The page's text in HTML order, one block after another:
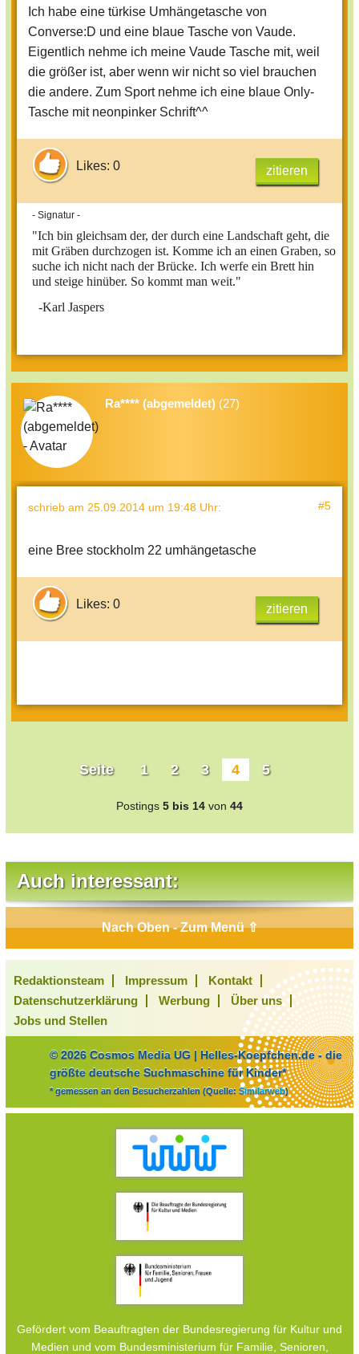
Ich habe eine türkise Umhängetasche von
Converse:D und eine blaue Tasche von Vaude.
Eigentlich nehme ich meine Vaude Tasche mit, weil
die größer ist, aber wenn wir nicht so viel brauchen
die andere. Zum Sport nehme ich eine blaue Only-
Tasche mit neonpinker Schrift^^
Likes: 0 zitieren
- Signatur -
"Ich bin gleichsam der, der durch eine Landschaft geht, die
mit Gräben durchzogen ist. Komme ich an einen Graben, so
suche ich nicht nach der Brücke. Ich werfe ein Brett hin
und steige hinüber. So kommt man weit."
-Karl Jaspers
Ra**** (abgemeldet) (27)
schrieb am 25.09.2014 um 19:48 Uhr: #5
eine Bree stockholm 22 umhängetasche
Likes: 0 zitieren
Seite 1 2 3 4 5
Postings 5 bis 14 von 44
Auch interessant:
Nach Oben - Zum Menü ⇧
Redaktionsteam Impressum
Kontakt
Datenschutzerklärung
Werbung
Über uns
Jobs und Stellen
© 2026 Cosmos Media UG | Helles-Koepfchen.de - die
größte deutsche Suchmaschine für Kinder*
* gemessen an den Besucherzahlen (Quelle: Similarweb)
Gefördert vom Beauftragten der Bundesregierung für Kultur und
Medien und vom Bundesministerium für Familie, Senioren,